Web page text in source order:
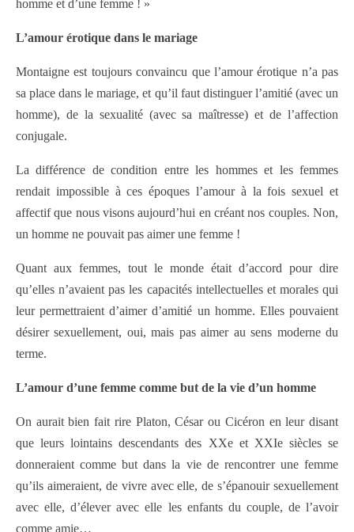
homme et d’une femme ! »
L’amour érotique dans le mariage
Montaigne est toujours convaincu que l’amour érotique n’a pas
sa place dans le mariage, et qu’il faut distinguer l’amitié (avec un
homme), de la sexualité (avec sa maîtresse) et de l’affection
conjugale.
La différence de condition entre les hommes et les femmes
rendait impossible à ces époques l’amour à la fois sexuel et
affectif que nous visons aujourd’hui en créant nos couples. Non,
un homme ne pouvait pas aimer une femme !
Quant aux femmes, tout le monde était d’accord pour dire
qu’elles n’avaient pas les capacités intellectuelles et morales qui
leur permettraient d’aimer d’amitié un homme. Elles pouvaient
désirer sexuellement, oui, mais pas aimer au sens moderne du
terme.
L’amour d’une femme comme but de la vie d’un homme
On aurait bien fait rire Platon, César ou Cicéron en leur disant
que leurs lointains descendants des XXe et XXIe siècles se
donneraient comme but dans la vie de rencontrer une femme
qu’ils aimeraient, de vivre avec elle, de s’épanouir sexuellement
avec elle, d’élever avec elle les enfants du couple, de l’avoir
comme amie…